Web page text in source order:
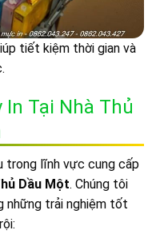
tiết kiệm thời gian và
Tại Nhà Thủ
trong lĩnh vực cung cấp
Dầu Một. Chúng tôi
những trải nghiệm tốt